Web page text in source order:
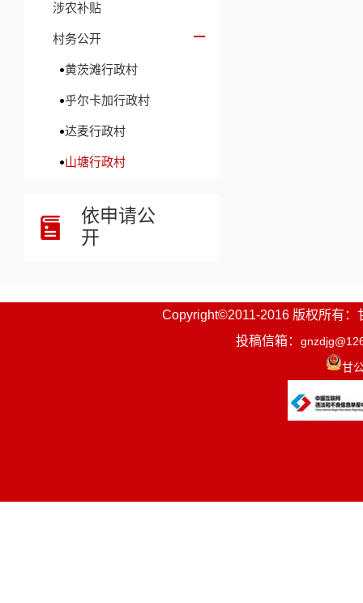
涉农补贴
村务公开
黄茨滩行政村
乎尔卡加行政村
达麦行政村
山塘行政村
依申请公
开
Copyright©2011-2016 版权所有：
投稿信箱：
甘